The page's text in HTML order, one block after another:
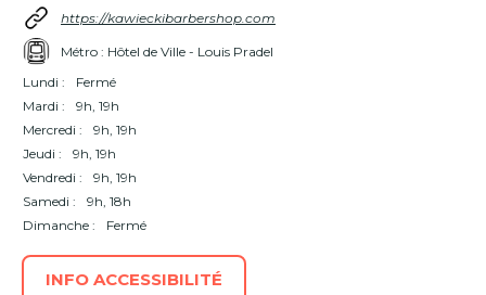
https://kawieckibarbershop.com
Métro : Hôtel de Ville - Louis Pradel
Lundi :
Fermé
Mardi :
9h, 19h
Mercredi :
9h, 19h
Jeudi :
9h, 19h
Vendredi :
9h, 19h
Samedi :
9h, 18h
Dimanche :
Fermé
INFO ACCESSIBILITÉ